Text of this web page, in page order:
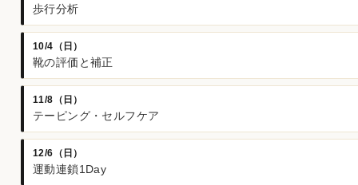
歩行分析
10/4（日）
靴の評価と補正
11/8（日）
テーピング・セルフケア
12/6（日）
運動連鎖1Day